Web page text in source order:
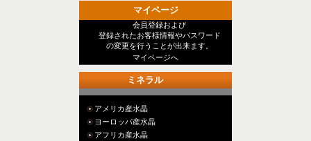
マイページ
会員登録および
登録されたお客様情報やパスワード
の変更を行うことが出来ます。
マイページへ
ミネラル
アメリカ産水晶
ヨーロッパ産水晶
アフリカ産水晶